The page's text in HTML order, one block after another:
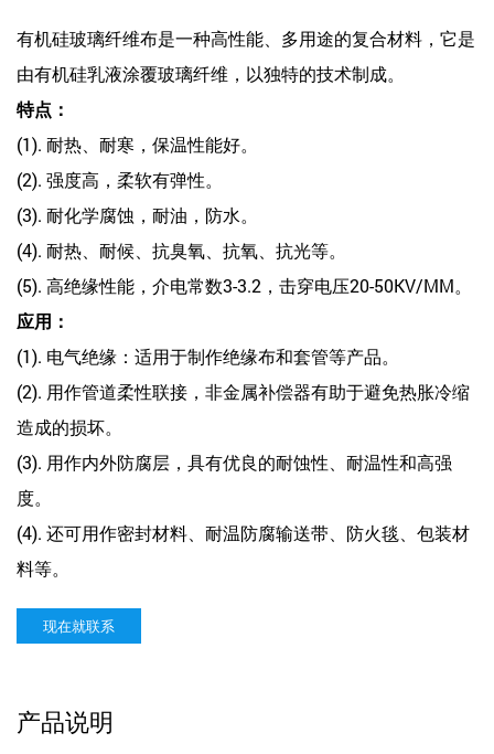
有机硅玻璃纤维布是一种高性能、多用途的复合材料，它是
由有机硅乳液涂覆玻璃纤维，以独特的技术制成。
特点：
(1). 耐热、耐寒，保温性能好。
(2). 强度高，柔软有弹性。
(3). 耐化学腐蚀，耐油，防水。
(4). 耐热、耐候、抗臭氧、抗氧、抗光等。
(5). 高绝缘性能，介电常数3-3.2，击穿电压20-50KV/MM。
应用：
(1). 电气绝缘：适用于制作绝缘布和套管等产品。
(2). 用作管道柔性联接，非金属补偿器有助于避免热胀冷缩
造成的损坏。
(3). 用作内外防腐层，具有优良的耐蚀性、耐温性和高强
度。
(4). 还可用作密封材料、耐温防腐输送带、防火毯、包装材
料等。
现在就联系
产品说明